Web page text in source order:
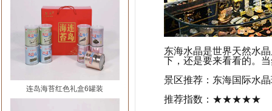
连岛海苔红色礼盒6罐装
东海水晶是世界天然水
下，还是要来看看的。
景区推荐：东海国际水
推荐指数：★★★★★